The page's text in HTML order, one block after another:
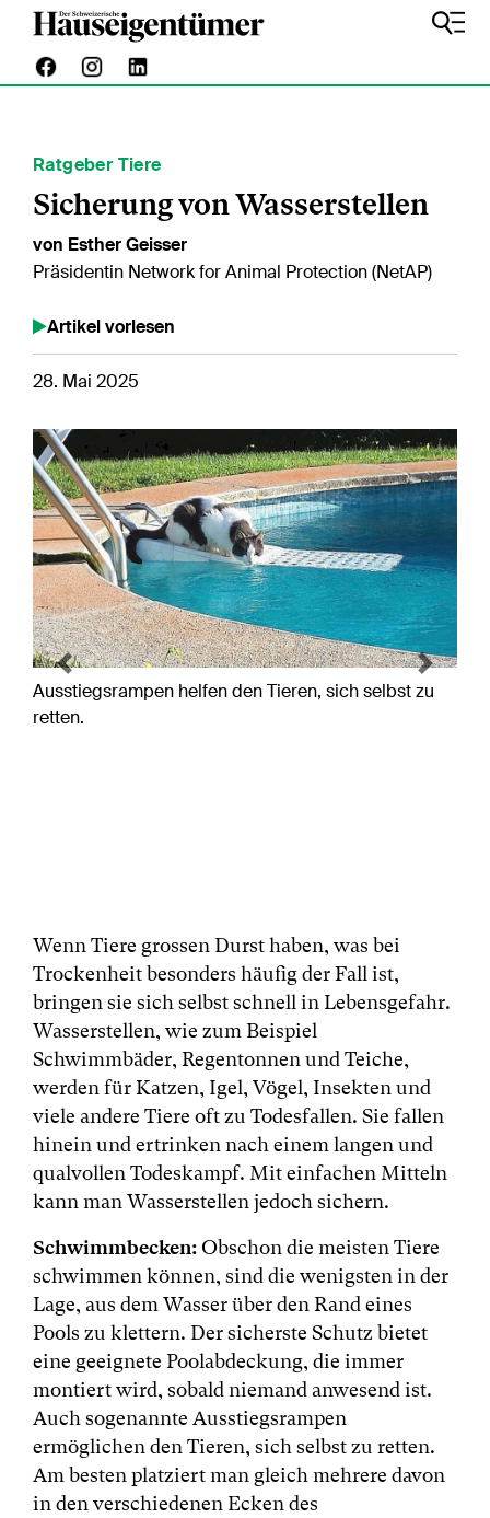
Ratgeber Tiere
Sicherung von Wasserstellen
von Esther Geisser
Präsidentin Network for Animal Protection (NetAP)
Artikel vorlesen
28. Mai 2025
Ausstiegsrampen helfen den Tieren, sich selbst zu
retten.
Previous Next
Wenn Tiere grossen Durst haben, was bei
Trockenheit besonders häufig der Fall ist,
bringen sie sich selbst schnell in Lebensgefahr.
Wasserstellen, wie zum Beispiel
Schwimmbäder, Regentonnen und Teiche,
werden für Katzen, Igel, Vögel, Insekten und
viele andere Tiere oft zu Todesfallen. Sie fallen
hinein und ertrinken nach einem langen und
qualvollen Todeskampf. Mit einfachen Mitteln
kann man Wasserstellen jedoch sichern.
Schwimmbecken: Obschon die meisten Tiere
schwimmen können, sind die wenigsten in der
Lage, aus dem Wasser über den Rand eines
Pools zu klettern. Der sicherste Schutz bietet
eine geeignete Poolabdeckung, die immer
montiert wird, sobald niemand anwesend ist.
Auch sogenannte Ausstiegsrampen
ermöglichen den Tieren, sich selbst zu retten.
Am besten platziert man gleich mehrere davon
in den verschiedenen Ecken des